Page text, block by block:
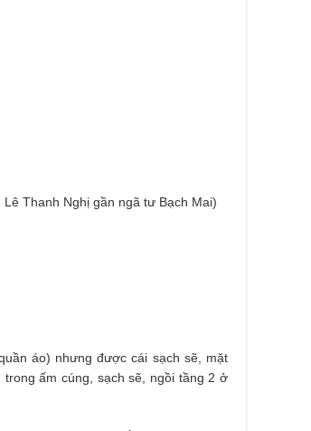
Thanh Nghị gần ngã tư Bạch Mai)
áo) nhưng được cái sạch sẽ, mặt
ấm cúng, sạch sẽ, ngồi tầng 2 ở